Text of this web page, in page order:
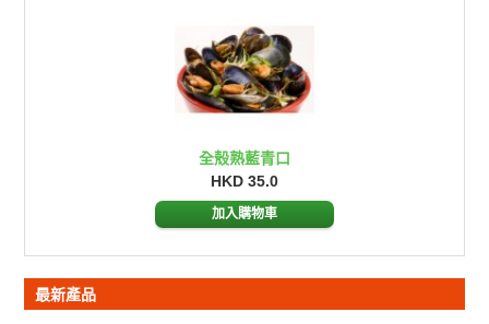
全殼熟藍青口
HKD 35.0
加入購物車
最新產品